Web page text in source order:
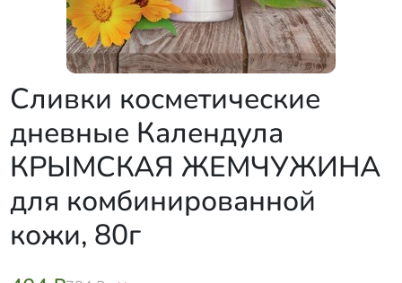
Сливки косметические
дневные Календула
КРЫМСКАЯ ЖЕМЧУЖИНА
для комбинированной
кожи, 80г